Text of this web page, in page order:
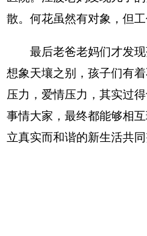
散。何花虽然有对象，但工
最后老爸老妈们才发
想象天壤之别，孩子们有
压力，爱情压力，其实过
事情大家，最终都能够相
立真实而和谐的新生活共同